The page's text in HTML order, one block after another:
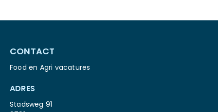
CONTACT
Food en Agri vacatures
ADRES
Stadsweg 91